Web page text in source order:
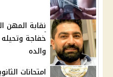
نقابة المهن
خفاجة
والده